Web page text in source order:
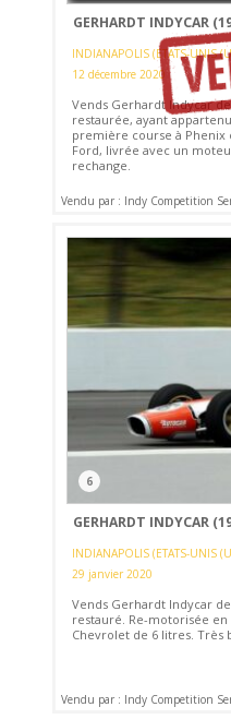
GERHARDT INDYCAR
INDIANAPOLIS (ETATS-UNIS
12 décembre 2020
Vends Gerhardt Indycar
restaurée, ayant
première course à Phenix
Ford, livrée avec un
rechange.
Vendu par : Indy Competition
6
GERHARDT INDYCAR
INDIANAPOLIS (ETATS-UNIS
29 janvier 2020
Vends Gerhardt Indycar
restauré. Re-motorisée en
Chevrolet de 6 litres. Très
Vendu par : Indy Competition